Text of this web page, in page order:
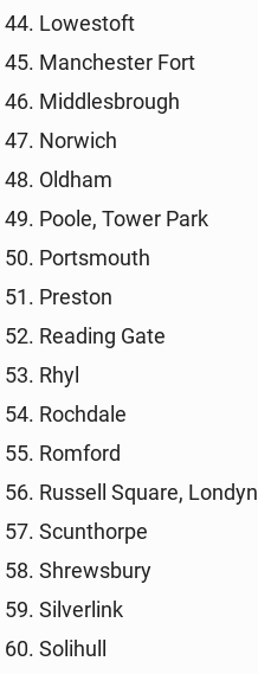
Lo­we­stoft
Man­che­ster Fort
Mid­dles­bro­ugh
Norwich
Oldham
Poole, Tower Park
Por­ts­mouth
Preston
Reading Gate
Rhyl
Roch­da­le
Romford
Russell Square, Londyn
Scun­thor­pe
Shrews­bu­ry
Si­lver­link
So­li­hull